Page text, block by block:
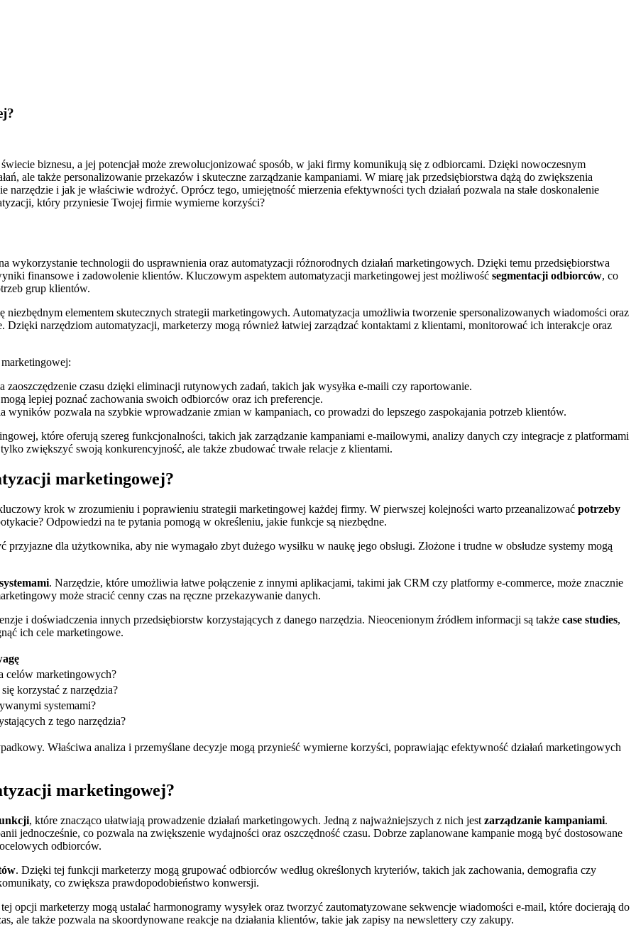
biznesu, a jej potencjał może zrewolucjonizować sposób, w jaki firmy komunikują się z odbiorcami. Dzięki nowoczesnym
ale także personalizowanie przekazów i skuteczne zarządzanie kampaniami. W miarę jak przedsiębiorstwa dążą do zwiększenia
i jak je właściwie wdrożyć. Oprócz tego, umiejętność mierzenia efektywności tych działań pozwala na stałe doskonalenie
który przyniesie Twojej firmie wymierne korzyści?
wykorzystanie technologii do usprawnienia oraz automatyzacji różnorodnych działań marketingowych. Dzięki temu przedsiębiorstwa
finansowe i zadowolenie klientów. Kluczowym aspektem automatyzacji marketingowej jest możliwość segmentacji odbiorców, co
grup klientów.
niezbędnym elementem skutecznych strategii marketingowych. Automatyzacja umożliwia tworzenie spersonalizowanych wiadomości oraz
narzędziom automatyzacji, marketerzy mogą również łatwiej zarządzać kontaktami z klientami, monitorować ich interakcje oraz
zaoszczędzenie czasu dzięki eliminacji rutynowych zadań, takich jak wysyłka e-maili czy raportowanie.
lepiej poznać zachowania swoich odbiorców oraz ich preferencje.
wyników pozwala na szybkie wprowadzanie zmian w kampaniach, co prowadzi do lepszego zaspokajania potrzeb klientów.
które oferują szereg funkcjonalności, takich jak zarządzanie kampaniami e-mailowymi, analizy danych czy integracje z platformami
zwiększyć swoją konkurencyjność, ale także zbudować trwałe relacje z klientami.
marketingowej?
krok w zrozumieniu i poprawieniu strategii marketingowej każdej firmy. W pierwszej kolejności warto przeanalizować potrzeby
Odpowiedzi na te pytania pomogą w określeniu, jakie funkcje są niezbędne.
przyjazne dla użytkownika, aby nie wymagało zbyt dużego wysiłku w naukę jego obsługi. Złożone i trudne w obsłudze systemy mogą
. Narzędzie, które umożliwia łatwe połączenie z innymi aplikacjami, takimi jak CRM czy platformy e-commerce, może znacznie
może stracić cenny czas na ręczne przekazywanie danych.
i doświadczenia innych przedsiębiorstw korzystających z danego narzędzia. Nieocenionym źródłem informacji są także case studies,
ich cele marketingowe.
celów marketingowych?
korzystać z narzędzia?
systemami?
z tego narzędzia?
Właściwa analiza i przemyślane decyzje mogą przynieść wymierne korzyści, poprawiając efektywność działań marketingowych
marketingowej?
, które znacząco ułatwiają prowadzenie działań marketingowych. Jedną z najważniejszych z nich jest zarządzanie kampaniami.
jednocześnie, co pozwala na zwiększenie wydajności oraz oszczędność czasu. Dobrze zaplanowane kampanie mogą być dostosowane
odbiorców.
. Dzięki tej funkcji marketerzy mogą grupować odbiorców według określonych kryteriów, takich jak zachowania, demografia czy
co zwiększa prawdopodobieństwo konwersji.
opcji marketerzy mogą ustalać harmonogramy wysyłek oraz tworzyć zautomatyzowane sekwencje wiadomości e-mail, które docierają do
ale także pozwala na skoordynowane reakcje na działania klientów, takie jak zapisy na newslettery czy zakupy.